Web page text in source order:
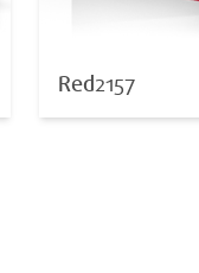
Red2157